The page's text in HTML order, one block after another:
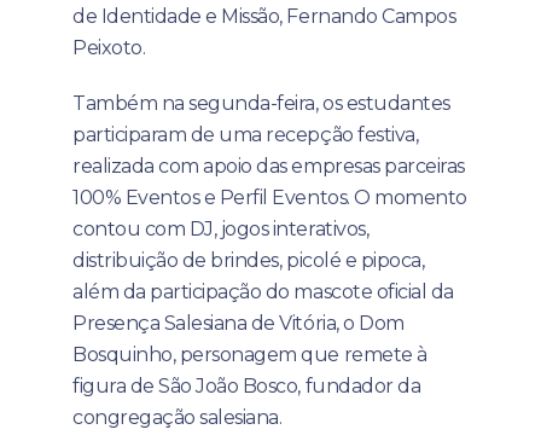
de Identidade e Missão, Fernando Campos
Peixoto.
Também na segunda-feira, os estudantes
participaram de uma recepção festiva,
realizada com apoio das empresas parceiras
100% Eventos e Perfil Eventos. O momento
contou com DJ, jogos interativos,
distribuição de brindes, picolé e pipoca,
além da participação do mascote oficial da
Presença Salesiana de Vitória, o Dom
Bosquinho, personagem que remete à
figura de São João Bosco, fundador da
congregação salesiana.